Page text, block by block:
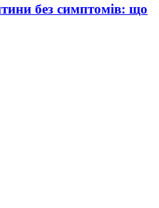
без симптомів: що